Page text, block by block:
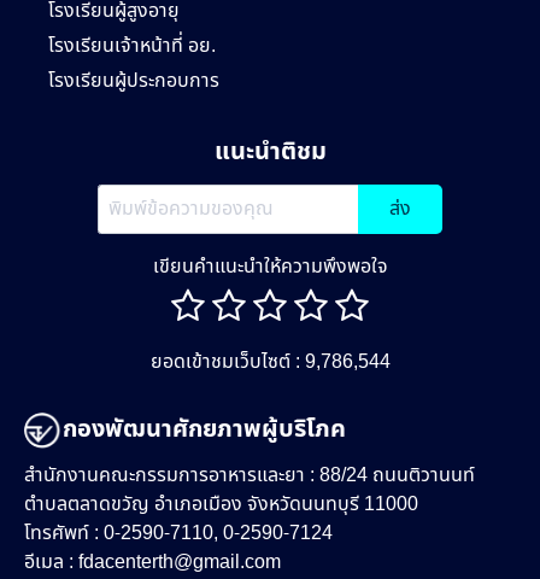
โรงเรียนผู้สูงอายุ
โรงเรียนเจ้าหน้าที่ อย.
โรงเรียนผู้ประกอบการ
แนะนำติชม
ส่ง
เขียนคำแนะนำให้ความพึงพอใจ
ยอดเข้าชมเว็บไซต์ : 9,786,544
กองพัฒนาศักยภาพผู้บริโภค
สำนักงานคณะกรรมการอาหารและยา : 88/24 ถนนติวานนท์
ตำบลตลาดขวัญ อำเภอเมือง จังหวัดนนทบุรี 11000
โทรศัพท์ : 0-2590-7110, 0-2590-7124
อีเมล : fdacenterth@gmail.com